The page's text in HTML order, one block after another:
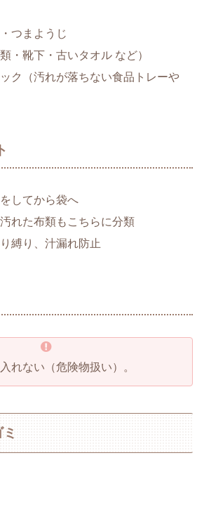
つまようじ
・靴下・古いタオル など）
ク（汚れが落ちない食品トレーや
をしてから袋へ
れた布類もこちらに分類
縛り、汁漏れ防止
れない（危険物扱い）。